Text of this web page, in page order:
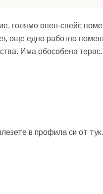
голямо опен-спейс
още едно работно
Има обособена терас
в профила си от тук.